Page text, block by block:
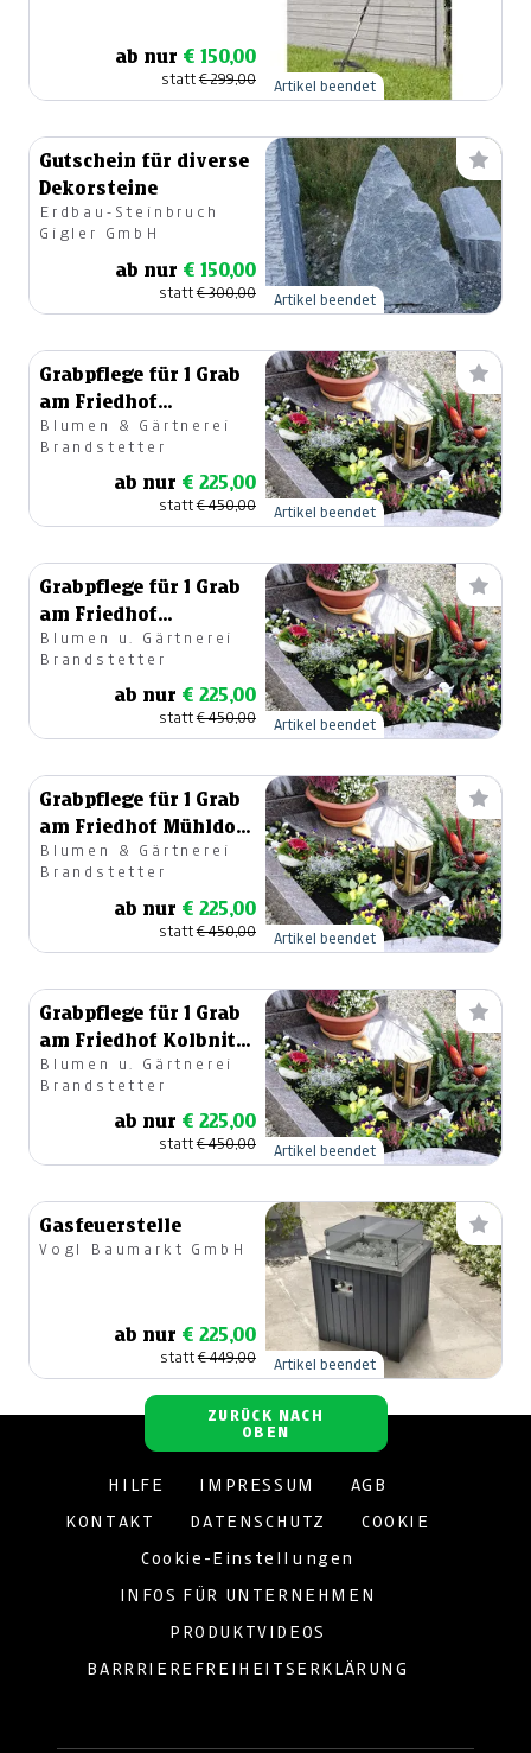
ab nur € 150,00
statt€ 299,00 Artikel beendet
Gutschein für diverse
Dekorsteine
Erdbau-Steinbruch
Gigler GmbH
ab nur € 150,00
statt€ 300,00 Artikel beendet
Grabpflege für 1 Grab
am Friedhof
Möllbrücke 1 Jahr
lang
Blumen & Gärtnerei
Brandstetter
ab nur € 225,00
statt€ 450,00 Artikel beendet
Grabpflege für 1 Grab
am Friedhof
Spittal/Drau 1 Jahr
lang
Blumen u. Gärtnerei
Brandstetter
ab nur € 225,00
statt€ 450,00 Artikel beendet
Grabpflege für 1 Grab
am Friedhof Mühldorf
1 Jahr lang
Blumen & Gärtnerei
Brandstetter
ab nur € 225,00
statt€ 450,00 Artikel beendet
Grabpflege für 1 Grab
am Friedhof Kolbnitz
1 Jahr lang
Blumen u. Gärtnerei
Brandstetter
ab nur € 225,00
statt€ 450,00 Artikel beendet
Gasfeuerstelle
Vogl Baumarkt GmbH
ab nur € 225,00
statt€ 449,00 Artikel beendet
ZURÜCK NACH
OBEN
HILFE IMPRESSUM AGB
KONTAKT DATENSCHUTZ COOKIE
Cookie-Einstellungen
INFOS FÜR UNTERNEHMEN
PRODUKTVIDEOS
BARRRIEREFREIHEITSERKLÄRUNG